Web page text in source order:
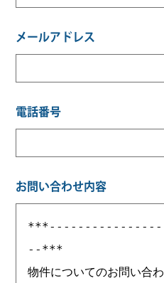
メールアドレス
電話番号
お問い合わせ内容